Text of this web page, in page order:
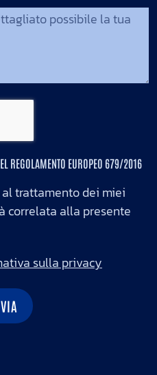
REGOLAMENTO EUROPEO 679/2016
al trattamento dei miei
correlata alla presente
sulla privacy